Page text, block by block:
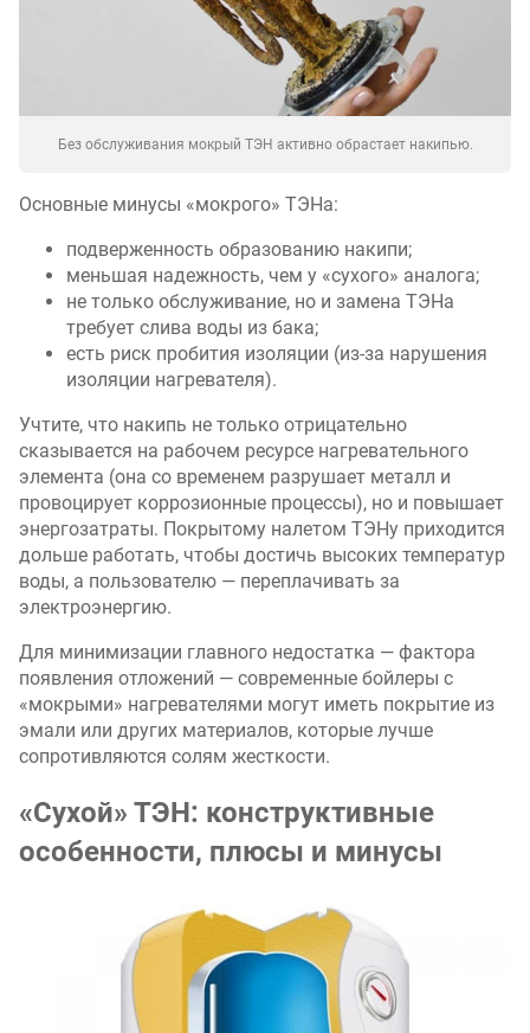
Без обслуживания мокрый ТЭН активно обрастает накипью.
Основные минусы «мокрого» ТЭНа:
подверженность образованию накипи;
меньшая надежность, чем у «сухого» аналога;
не только обслуживание, но и замена ТЭНа
требует слива воды из бака;
есть риск пробития изоляции (из-за нарушения
изоляции нагревателя).
Учтите, что накипь не только отрицательно
сказывается на рабочем ресурсе нагревательного
элемента (она со временем разрушает металл и
провоцирует коррозионные процессы), но и повышает
энергозатраты. Покрытому налетом ТЭНу приходится
дольше работать, чтобы достичь высоких температур
воды, а пользователю — переплачивать за
электроэнергию.
Для минимизации главного недостатка — фактора
появления отложений — современные бойлеры с
«мокрыми» нагревателями могут иметь покрытие из
эмали или других материалов, которые лучше
сопротивляются солям жесткости.
«Сухой» ТЭН: конструктивные
особенности, плюсы и минусы